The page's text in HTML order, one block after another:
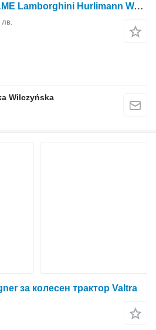
Силоотводен вал SAME Lamborghini Hurlimann Walek WOM за колесен трактор Lamborghini Lamborgini Hurlimann
лв.
Wilczyńska
за колесен трактор Valtra